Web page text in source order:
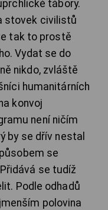
tábory.
stovek civilistů
tak to prostě
Vydat se do
nikdo, zvláště
humanitárních
konvoj
není ničím
by se dřív nestal
se
se tudíž
Podle odhadů
polovina